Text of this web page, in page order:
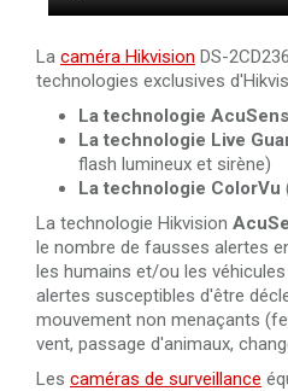
La caméra Hikvision DS-
technologies exclusives
La technologie
La technologie Live
flash lumineux et sirène)
La technologie ColorVu
La technologie Hikvision
le nombre de fausses alertes
les humains et/ou les
alertes susceptibles d'être
mouvement non menaçants
vent, passage d'animaux,
Les caméras de surveillance